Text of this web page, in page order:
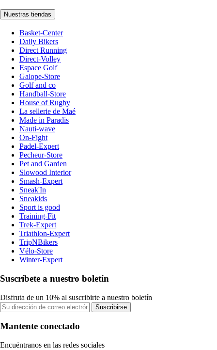
Nuestras tiendas
Basket-Center
Daily Bikers
Direct Running
Direct-Volley
Espace Golf
Galope-Store
Golf and co
Handball-Store
House of Rugby
La sellerie de Maé
Made in Paradis
Nauti-wave
On-Fight
Padel-Expert
Pecheur-Store
Pet and Garden
Slowood Interior
Smash-Expert
Sneak'In
Sneakids
Sport is good
Training-Fit
Trek-Expert
Triathlon-Expert
TripNBikers
Vélo-Store
Winter-Expert
Suscríbete a nuestro boletín
Disfruta de un 10% al suscribirte a nuestro boletín
Suscribirse
Mantente conectado
Encuéntranos en las redes sociales